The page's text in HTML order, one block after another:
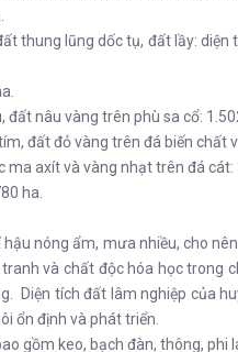
thung lũng dốc tụ, đất lầy: diện
nâu vàng trên phù sa cổ:
đất đỏ vàng trên đá biến chất
axít và vàng nhạt trên đá cát:
ha.
nóng ẩm, mưa nhiều, cho
và chất độc hóa học trong
Diện tích đất lâm nghiệp của
ổn định và phát triển.
gồm keo, bạch đàn, thông, phi